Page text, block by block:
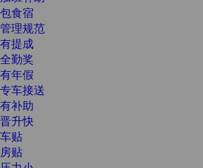
包食宿
管理规范
有提成
全勤奖
有年假
专车接送
有补助
晋升快
车贴
房贴